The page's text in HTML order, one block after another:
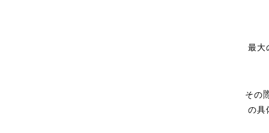
最大
その
の具